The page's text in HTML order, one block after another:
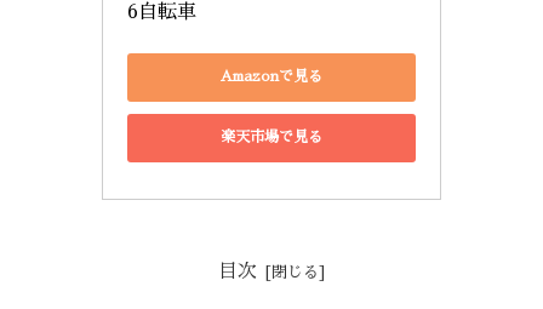
6自転車
Amazonで見る
楽天市場で見る
目次